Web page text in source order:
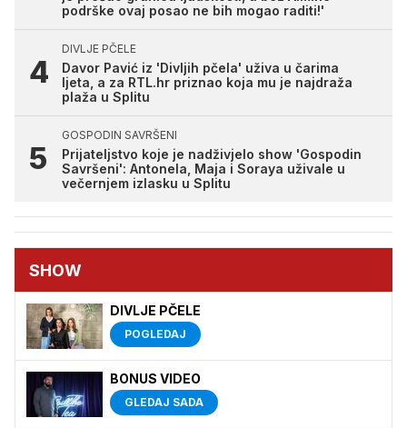
podrške ovaj posao ne bih mogao raditi!'
DIVLJE PČELE
Davor Pavić iz 'Divljih pčela' uživa u čarima
ljeta, a za RTL.hr priznao koja mu je najdraža
plaža u Splitu
GOSPODIN SAVRŠENI
Prijateljstvo koje je nadživjelo show 'Gospodin
Savršeni': Antonela, Maja i Soraya uživale u
večernjem izlasku u Splitu
SHOW
DIVLJE PČELE
POGLEDAJ
BONUS VIDEO
GLEDAJ SADA